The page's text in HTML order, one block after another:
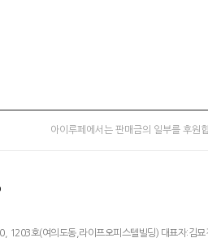
아이루페에서는 판매금의 일부를 후원
1203호(여의도동,라이프오피스텔빌딩) 대표자:김묘